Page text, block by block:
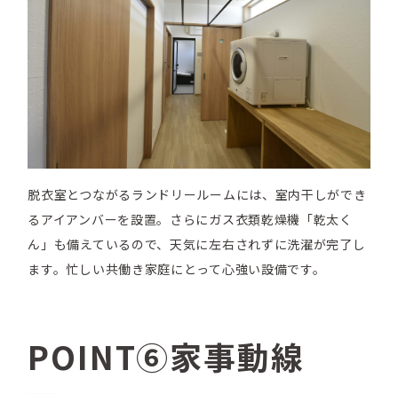
脱衣室とつながるランドリールームには、室内干しができ
るアイアンバーを設置。さらにガス衣類乾燥機「乾太く
ん」も備えているので、天気に左右されずに洗濯が完了し
ます。忙しい共働き家庭にとって心強い設備です。
POINT⑥家事動線